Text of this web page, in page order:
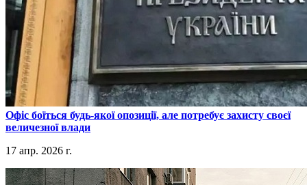
​Офіс боїться будь-якої опозиції, але потребує захисту своєї
величезної влади
17 апр. 2026 г.